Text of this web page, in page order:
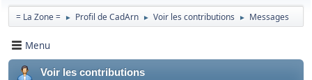
= La Zone = ► Profil de CadArn ► Voir les contributions ► Messages
Menu
Voir les contributions